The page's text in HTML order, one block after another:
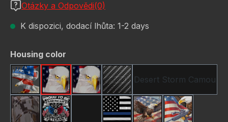
Otázky a Odpovědi(0)
K dispozici, dodací lhůta: 1-2 days
Vyberte
Housing color
American EagleBald Eagle America Flag
Bald Eagle American F
Carbon Fiber
Desert Storm Camou
Gunmetal CamoPround To Be American
Red CamoThin Blue Line Flag
USA Flag Bald
USA Flag